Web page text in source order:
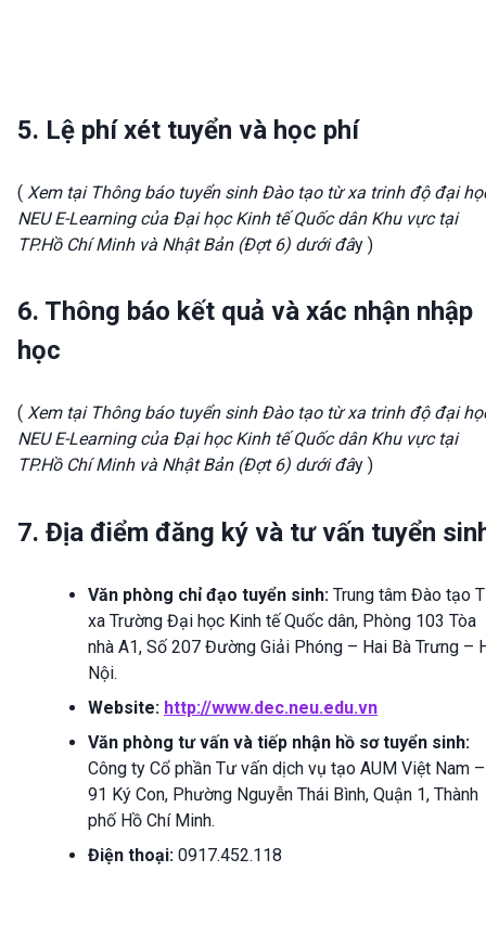
5. Lệ phí xét tuyển và học phí
( Xem tại Thông báo tuyển sinh Đào tạo từ xa trinh độ đại
NEU E-Learning của Đại học Kinh tế Quốc dân Khu vực tại
TP.Hồ Chí Minh và Nhật Bản (Đợt 6) dưới đây )
6. Thông báo kết quả và xác nhận nhập
học
( Xem tại Thông báo tuyển sinh Đào tạo từ xa trinh độ đại
NEU E-Learning của Đại học Kinh tế Quốc dân Khu vực tại
TP.Hồ Chí Minh và Nhật Bản (Đợt 6) dưới đây )
7. Địa điểm đăng ký và tư vấn tuyển
Văn phòng chỉ đạo tuyển sinh: Trung tâm Đào tạo
xa Trường Đại học Kinh tế Quốc dân, Phòng 103 Tòa
nhà A1, Số 207 Đường Giải Phóng – Hai Bà Trưng –
Nội.
Website: http://www.dec.neu.edu.vn
Văn phòng tư vấn và tiếp nhận hồ sơ tuyển sinh:
Công ty Cổ phần Tư vấn dịch vụ tạo AUM Việt Nam –
91 Ký Con, Phường Nguyễn Thái Bình, Quận 1, Thành
phố Hồ Chí Minh.
Điện thoại: 0917.452.118